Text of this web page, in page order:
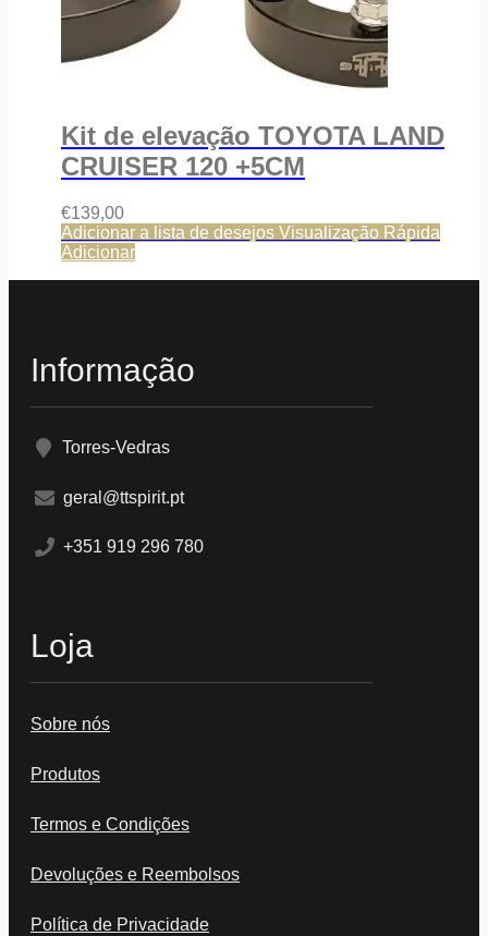
Kit de elevação TOYOTA LAND
CRUISER 120 +5CM
€139,00
Adicionar a lista de desejos Visualização Rápida
Adicionar
Informação
Torres-Vedras
geral@ttspirit.pt
+351 919 296 780
Loja
Sobre nós
Produtos
Termos e Condições
Devoluções e Reembolsos
Política de Privacidade